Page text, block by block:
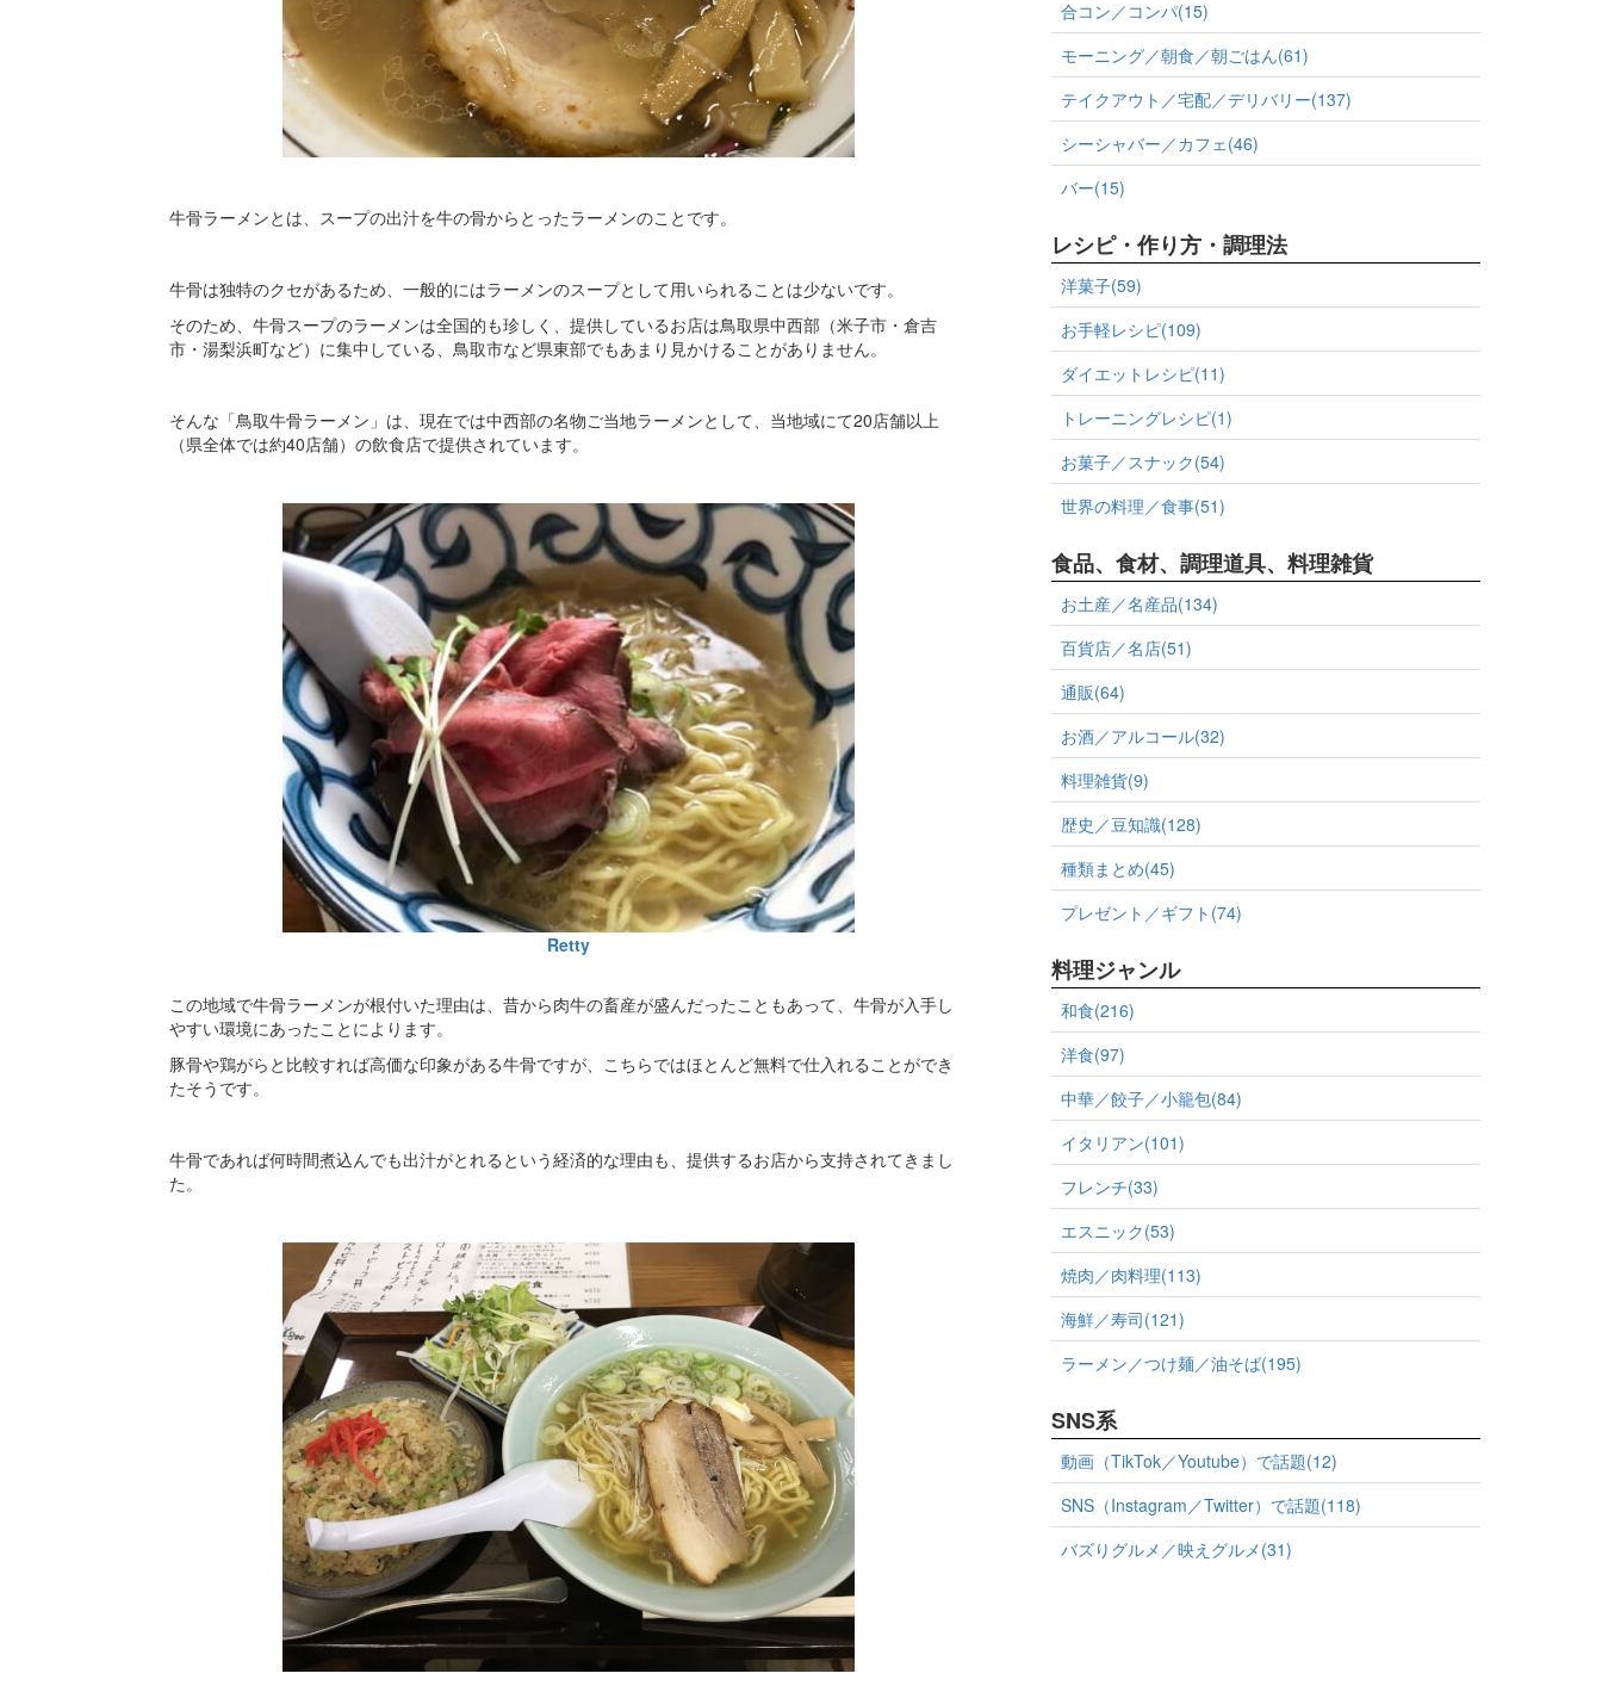
牛骨ラーメンとは、スープの出汁を牛の骨からとったラーメンのことです。
牛骨は独特のクセがあるため、一般的にはラーメンのスープとして用いられることは少ないです。
そのため、牛骨スープのラーメンは全国的も珍しく、提供しているお店は鳥取県中西部（米子市・倉吉
市・湯梨浜町など）に集中している、鳥取市など県東部でもあまり見かけることがありません。
そんな「鳥取牛骨ラーメン」は、現在では中西部の名物ご当地ラーメンとして、当地域にて20店舗以上
（県全体では約40店舗）の飲食店で提供されています。
Retty
この地域で牛骨ラーメンが根付いた理由は、昔から肉牛の畜産が盛んだったこともあって、牛骨が入手し
やすい環境にあったことによります。
豚骨や鶏がらと比較すれば高価な印象がある牛骨ですが、こちらではほとんど無料で仕入れることができ
たそうです。
牛骨であれば何時間煮込んでも出汁がとれるという経済的な理由も、提供するお店から支持されてきまし
た。
合コン／コンパ(15)
モーニング／朝食／朝ごはん(61)
テイクアウト／宅配／デリバリー(137)
シーシャバー／カフェ(46)
バー(15)
レシピ・作り方・調理法
洋菓子(59)
お手軽レシピ(109)
ダイエットレシピ(11)
トレーニングレシピ(1)
お菓子／スナック(54)
世界の料理／食事(51)
食品、食材、調理道具、料理雑貨
お土産／名産品(134)
百貨店／名店(51)
通販(64)
お酒／アルコール(32)
料理雑貨(9)
歴史／豆知識(128)
種類まとめ(45)
プレゼント／ギフト(74)
料理ジャンル
和食(216)
洋食(97)
中華／餃子／小籠包(84)
イタリアン(101)
フレンチ(33)
エスニック(53)
焼肉／肉料理(113)
海鮮／寿司(121)
ラーメン／つけ麺／油そば(195)
SNS系
動画（TikTok／Youtube）で話題(12)
SNS（Instagram／Twitter）で話題(118)
バズりグルメ／映えグルメ(31)